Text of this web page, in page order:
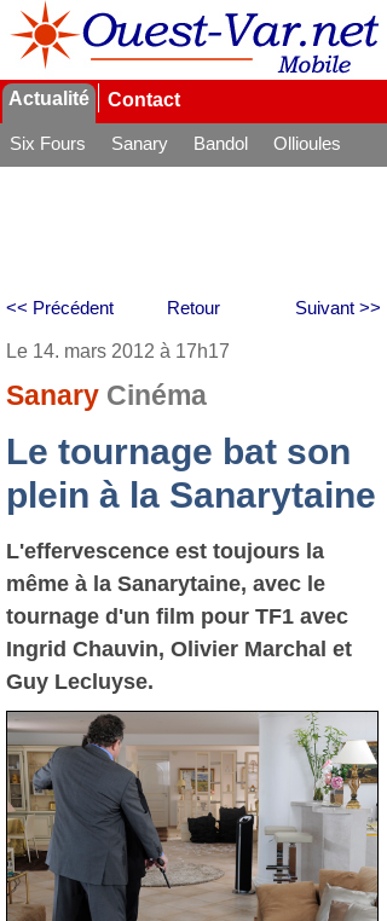
Actualité Contact
Six Fours Sanary Bandol
Ollioules
Retour
<< Précédent Suivant >>
Le 14. mars 2012 à 17h17
Sanary Cinéma
Le tournage bat son
plein à la Sanarytaine
L'effervescence est toujours la
même à la Sanarytaine, avec le
tournage d'un film pour TF1 avec
Ingrid Chauvin, Olivier Marchal et
Guy Lecluyse.